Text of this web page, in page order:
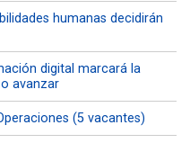
humanas decidirán
digital marcará la
avanzar
(5 vacantes)